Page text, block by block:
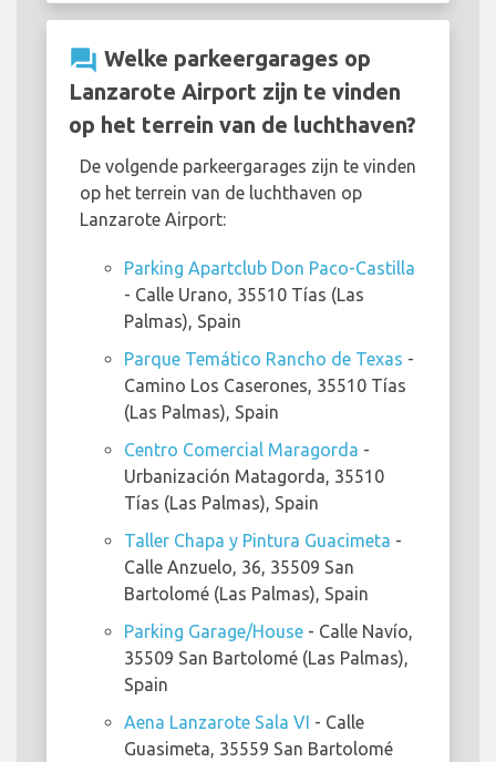
question_answer Welke parkeergarages op
Lanzarote Airport zijn te vinden
op het terrein van de luchthaven?
De volgende parkeergarages zijn te vinden
op het terrein van de luchthaven op
Lanzarote Airport:
Parking Apartclub Don Paco-Castilla
- Calle Urano, 35510 Tías (Las
Palmas), Spain
Parque Temático Rancho de Texas -
Camino Los Caserones, 35510 Tías
(Las Palmas), Spain
Centro Comercial Maragorda -
Urbanización Matagorda, 35510
Tías (Las Palmas), Spain
Taller Chapa y Pintura Guacimeta -
Calle Anzuelo, 36, 35509 San
Bartolomé (Las Palmas), Spain
Parking Garage/House - Calle Navío,
35509 San Bartolomé (Las Palmas),
Spain
Aena Lanzarote Sala VI - Calle
Guasimeta, 35559 San Bartolomé